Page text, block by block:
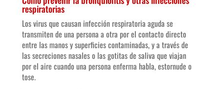
respiratorias
Los virus que causan infección respiratoria aguda se
transmiten de una persona a otra por el contacto directo
entre las manos y superficies contaminadas, y a través de
las secreciones nasales o las gotitas de saliva que viajan
por el aire cuando una persona enferma habla, estornude o
tose.